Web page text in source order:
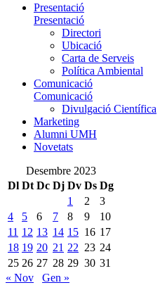
Presentació
Presentació
Directori
Ubicació
Carta de Serveis
Política Ambiental
Comunicació
Comunicació
Divulgació Científica
Marketing
Alumni UMH
Novetats
Desembre 2023
Dl Dt Dc Dj Dv Ds Dg
1
2
3
4
5 6 7 8 9
10
11 12 13 14 15 16 17
18 19 20 21 22 23 24
25 26 27 28 29 30 31
« Nov
Gen »